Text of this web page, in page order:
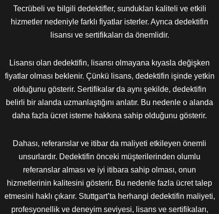
Tecrübeli ve bilgili dedektifler, sundukları kaliteli ve etkili
hizmetler nedeniyle farklı fiyatlar isterler. Ayrıca dedektifin
lisansı ve sertifikaları da önemlidir.
Lisansı olan dedektifin, lisansı olmayana kıyasla değişken
fiyatlar olması beklenir. Çünkü lisans, dedektifin işinde yetkin
olduğunu gösterir. Sertifikalar da aynı şekilde, dedektifin
belirli bir alanda uzmanlaştığını anlatır. Bu nedenle o alanda
daha fazla ücret isteme hakkına sahip olduğunu gösterir.
Dahası, referanslar ve itibar da maliyeti etkileyen önemli
unsurlardır. Dedektifin önceki müşterilerinden olumlu
referanslar alması ve iyi itibara sahip olması, onun
hizmetlerinin kalitesini gösterir. Bu nedenle fazla ücret talep
etmesini haklı çıkarır. Stuttgart’ta herhangi dedektifin maliyeti,
profesyonellik ve deneyim seviyesi, lisans ve sertifikaları,